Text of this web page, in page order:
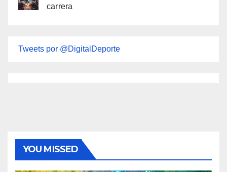
carrera
Tweets por @DigitalDeporte
YOU MISSED